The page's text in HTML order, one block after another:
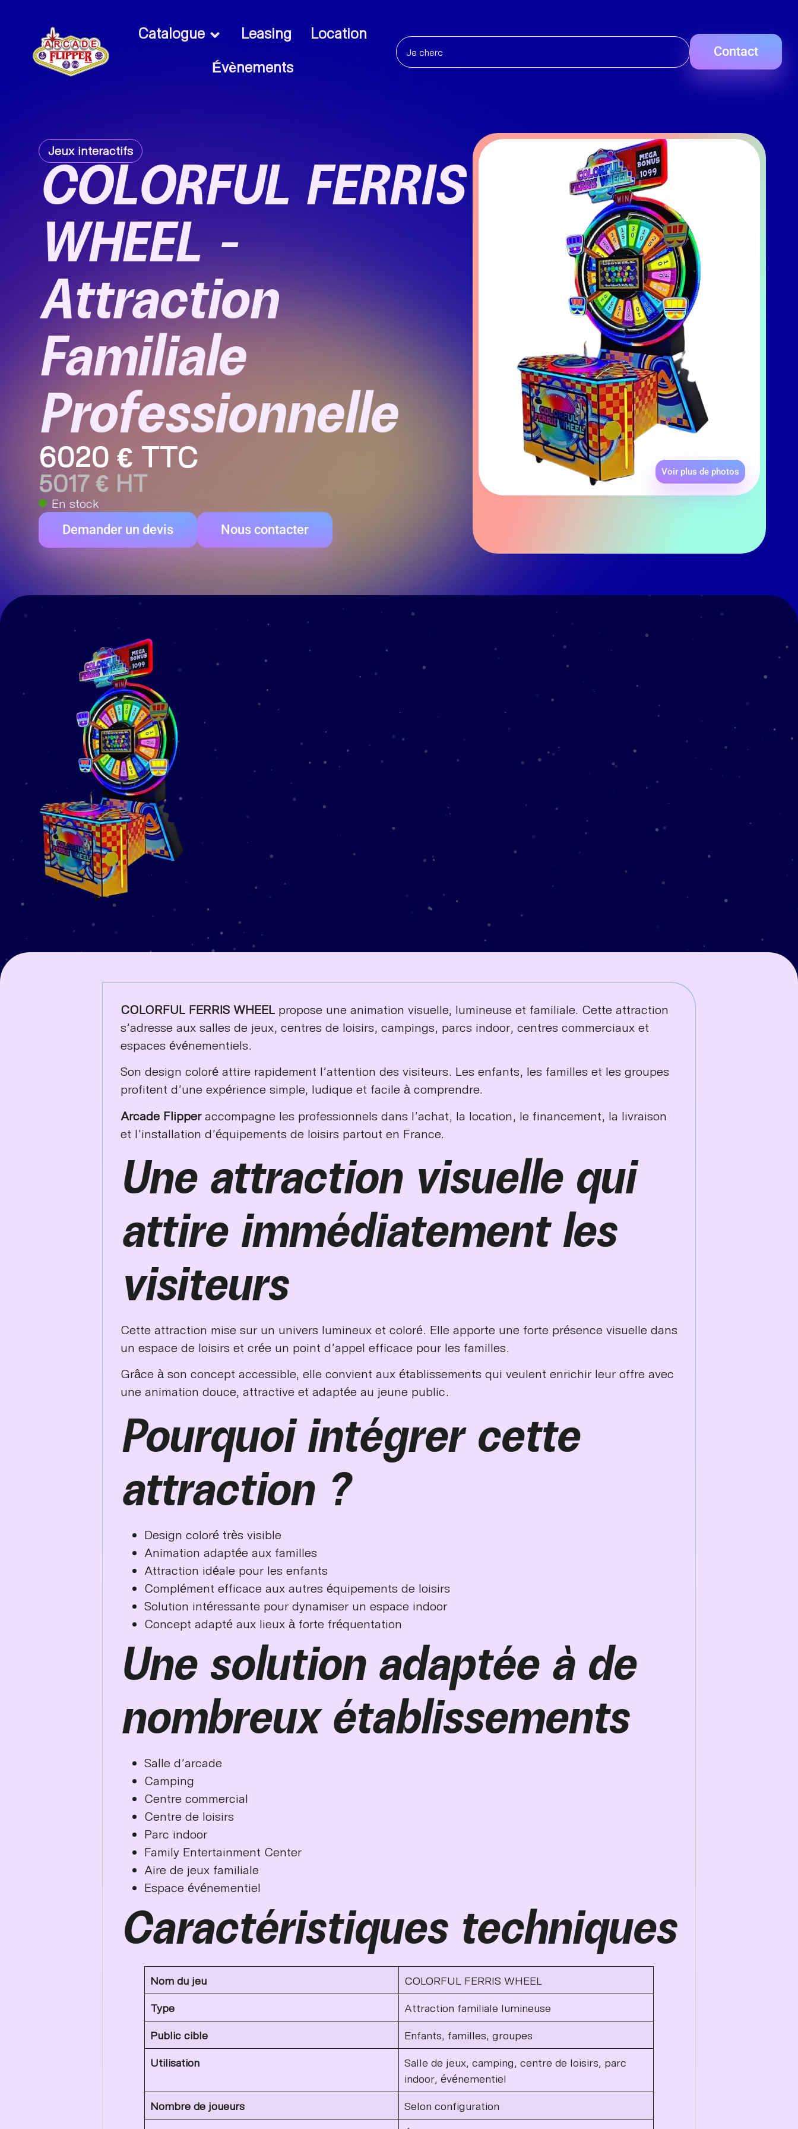
Catalogue Leasing
Location
Évènements
Contact
Jeux interactifs
COLORFUL FERRIS
WHEEL –
Attraction
Familiale
Professionnelle
6020 € TTC
5017 € HT
En stock
Demander un devis Nous contacter
Voir plus de photos
COLORFUL FERRIS WHEEL propose une animation visuelle, lumineuse et familiale. Cette attraction
s’adresse aux salles de jeux, centres de loisirs, campings, parcs indoor, centres commerciaux et
espaces événementiels.
Son design coloré attire rapidement l’attention des visiteurs. Les enfants, les familles et les groupes
profitent d’une expérience simple, ludique et facile à comprendre.
Arcade Flipperaccompagne les professionnels dans l’achat, la location, le financement, la livraison
et l’installation d’équipements de loisirs partout en France.
Une attraction visuelle qui
attire immédiatement les
visiteurs
Cette attraction mise sur un univers lumineux et coloré. Elle apporte une forte présence visuelle dans
un espace de loisirs et crée un point d’appel efficace pour les familles.
Grâce à son concept accessible, elle convient aux établissements qui veulent enrichir leur offre avec
une animation douce, attractive et adaptée au jeune public.
Pourquoi intégrer cette
attraction ?
Design coloré très visible
Animation adaptée aux familles
Attraction idéale pour les enfants
Complément efficace aux autres équipements de loisirs
Solution intéressante pour dynamiser un espace indoor
Concept adapté aux lieux à forte fréquentation
Une solution adaptée à de
nombreux établissements
Salle d’arcade
Camping
Centre commercial
Centre de loisirs
Parc indoor
Family Entertainment Center
Aire de jeux familiale
Espace événementiel
Caractéristiques techniques
Nom du jeu COLORFUL FERRIS WHEEL
Type Attraction familiale lumineuse
Public cible Enfants, familles, groupes
Utilisation
Salle de jeux, camping, centre de loisirs, parc
indoor, événementiel
Nombre de joueurs Selon configuration